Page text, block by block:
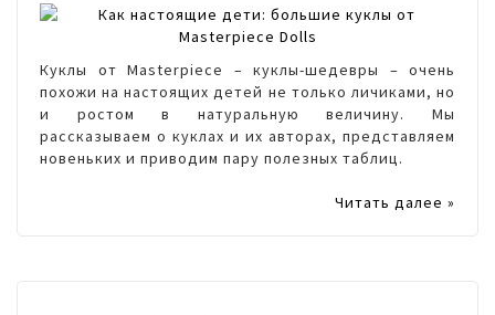
Куклы от Masterpiece – куклы-шедевры – очень
похожи на настоящих детей не только личиками, но
и ростом в натуральную величину. Мы
рассказываем о куклах и их авторах, представляем
новеньких и приводим пару полезных таблиц.
Читать далее »